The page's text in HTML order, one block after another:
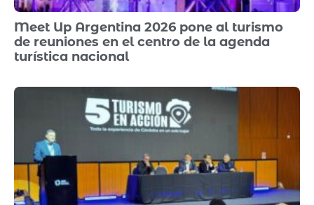
Meet Up Argentina 2026 pone al turismo
de reuniones en el centro de la agenda
turística nacional